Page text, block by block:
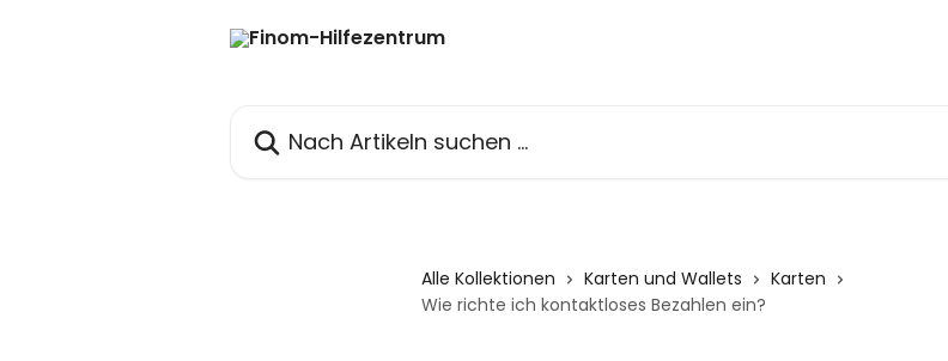
Alle Kollektionen Karten und Wallets
Karten
Wie richte ich kontaktloses Bezahlen ein?